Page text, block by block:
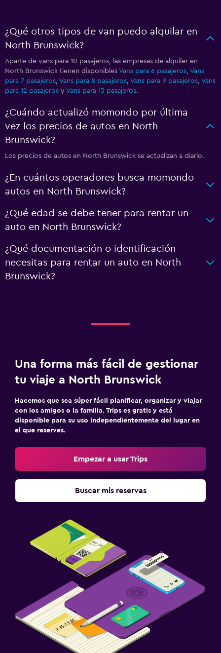
¿Qué otros tipos de van puedo alquilar en
North Brunswick?
Aparte de vans para 10 pasajeros, las empresas de alquiler en
North Brunswick tienen disponibles Vans para 6 pasajeros, Vans
para 7 pasajeros, Vans para 8 pasajeros, Vans para 9 pasajeros, Vans
para 12 pasajeros y Vans para 15 pasajeros.
¿Cuándo actualizó momondo por última
vez los precios de autos en North
Brunswick?
Los precios de autos en North Brunswick se actualizan a diario.
¿En cuántos operadores busca momondo
autos en North Brunswick?
¿Qué edad se debe tener para rentar un
auto en North Brunswick?
¿Qué documentación o identificación
necesitas para rentar un auto en North
Brunswick?
Una forma más fácil de gestionar
tu viaje a North Brunswick
Hacemos que sea súper fácil planificar, organizar y viajar
con los amigos o la familia. Trips es gratis y está
disponible para su uso independientemente del lugar en
el que reserves.
Empezar a usar Trips
Buscar mis reservas